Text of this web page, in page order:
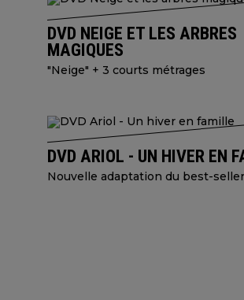
DVD NEIGE ET LES ARBRES
MAGIQUES
"Neige" + 3 courts métrages
DVD ARIOL - UN HIVER EN
Nouvelle adaptation du best-